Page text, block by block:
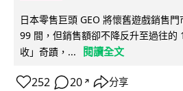
日本零售巨頭 GEO 將懷舊遊戲銷售
99 間，但銷售額卻不降反升至過往的
收」奇蹟，...
閱讀全文
252 20 ↗ 分享